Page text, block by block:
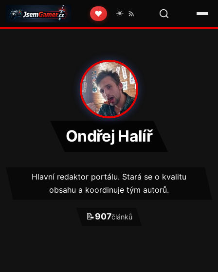
❤️ ☀️
Ondřej Halíř
Hlavní redaktor portálu. Stará se o kvalitu
obsahu a koordinuje tým autorů.
📝907článků